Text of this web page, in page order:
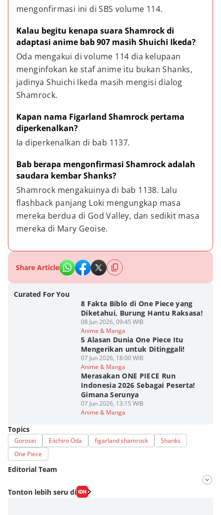
mengonfirmasi ini di SBS volume 114.
Kalau begitu kenapa suara Shamrock di
adaptasi anime bab 907 masih Shuichi Ikeda?
Oda mengakui di volume 114 dia kelupaan
menginfokan ke staf anime itu bukan Shanks,
jadinya Shuichi Ikeda masih mengisi dialog
Shamrock.
Kapan nama Figarland Shamrock pertama
diperkenalkan?
Ia diperkenalkan di bab 1137.
Bab berapa mengonfirmasi Shamrock adalah
saudara kembar Shanks?
Shamrock mengakuinya di bab 1138. Lalu
flashback panjang Loki mengungkap masa
mereka berdua di God Valley, dan sedikit masa
mereka di Mary Geoise.
Share Article
Curated For You
8 Fakta Biblo di One Piece yang
Diketahui, Burung Hantu Raksasa!
08 Jun 2026, 09:45 WIB
Anime & Manga
5 Alasan Dunia One Piece Itu
Mengerikan untuk Ditinggali!
07 Jun 2026, 18:00 WIB
Anime & Manga
Merasakan ONE PIECE Run
Indonesia 2026 Sebagai Peserta!
Gimana Serunya
07 Jun 2026, 13:15 WIB
Anime & Manga
Topics
Gorosei Eiichiro Oda figarland shamrock
Shanks
One Piece
Editorial Team
Editor
Fahrul Razi Uni Nurullah
Tonton lebih seru di